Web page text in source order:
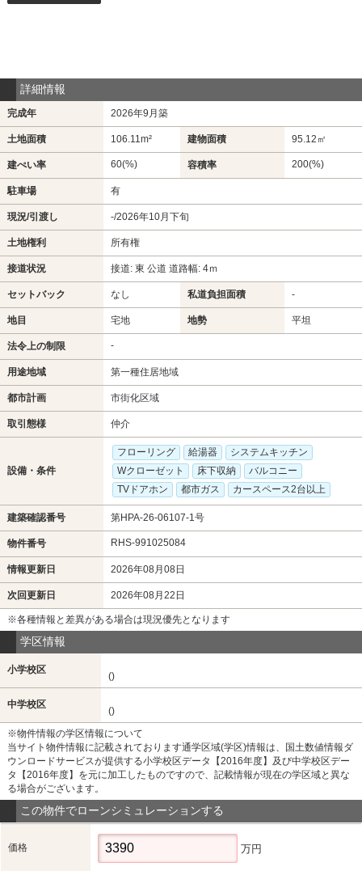
詳細情報
完成年 2026年9月築
土地面積 106.11m² 建物面積 95.12㎡
建ぺい率 60(%) 容積率 200(%)
駐車場 有
現況/引渡し -/2026年10月下旬
土地権利 所有権
接道状況 接道: 東 公道 道路幅: 4ｍ
セットバック なし 私道負担面積 -
地目 宅地 地勢 平坦
法令上の制限 -
用途地域 第一種住居地域
都市計画 市街化区域
取引態様 仲介
設備・条件
フローリング 給湯器
システムキッチン
Wクローゼット
床下収納
バルコニー
TVドアホン
都市ガス カースペース2台以上
建築確認番号 第HPA-26-06107-1号
物件番号 RHS-991025084
情報更新日 2026年08月08日
次回更新日 2026年08月22日
※各種情報と差異がある場合は現況優先となります
学区情報
小学校区
()
中学校区
()
※物件情報の学区情報について
当サイト物件情報に記載されております通学区域(学区)情報は、国土数値情報ダ
ウンロードサービスが提供する小学校区データ【2016年度】及び中学校区デー
タ【2016年度】を元に加工したものですので、記載情報が現在の学区域と異な
る場合がございます。
この物件でローンシミュレーションする
価格 万円